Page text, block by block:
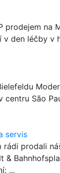
prodejem na
den léčby v
São
servis
prodali
&
...